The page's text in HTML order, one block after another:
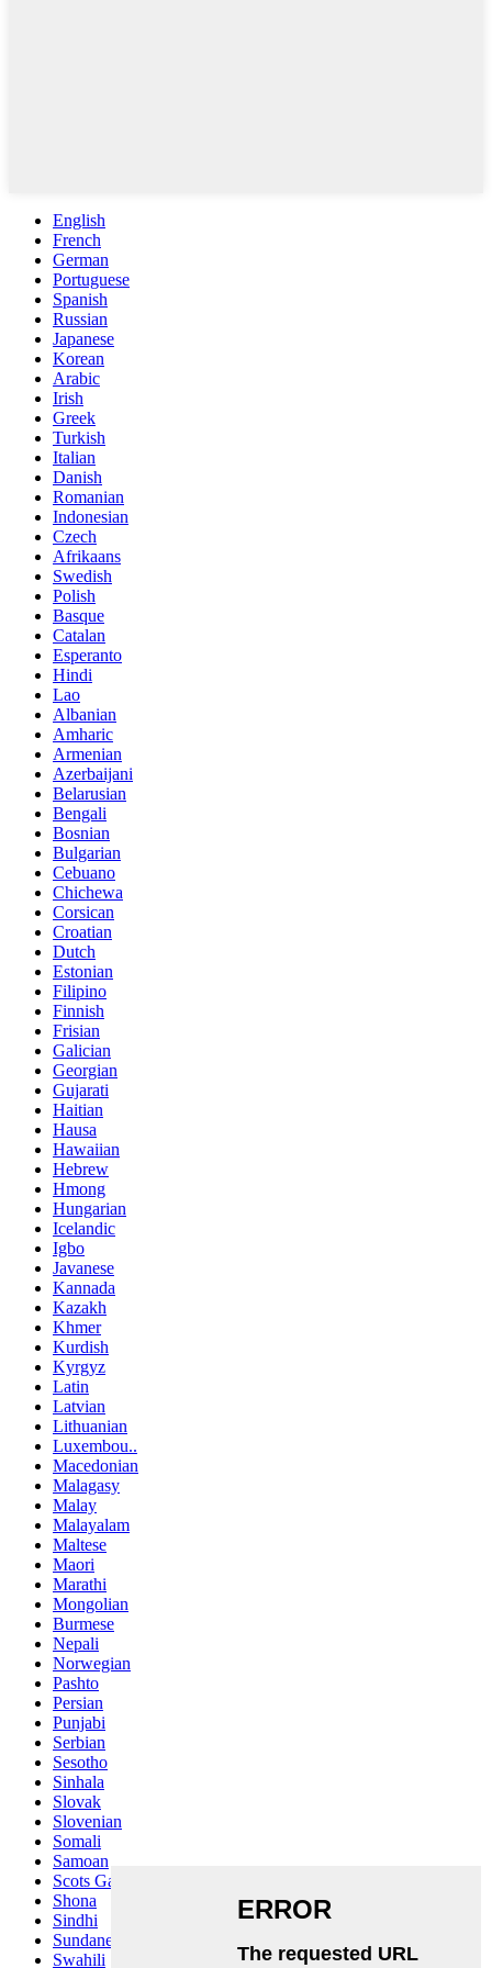
English
French
German
Portuguese
Spanish
Russian
Japanese
Korean
Arabic
Irish
Greek
Turkish
Italian
Danish
Romanian
Indonesian
Czech
Afrikaans
Swedish
Polish
Basque
Catalan
Esperanto
Hindi
Lao
Albanian
Amharic
Armenian
Azerbaijani
Belarusian
Bengali
Bosnian
Bulgarian
Cebuano
Chichewa
Corsican
Croatian
Dutch
Estonian
Filipino
Finnish
Frisian
Galician
Georgian
Gujarati
Haitian
Hausa
Hawaiian
Hebrew
Hmong
Hungarian
Icelandic
Igbo
Javanese
Kannada
Kazakh
Khmer
Kurdish
Kyrgyz
Latin
Latvian
Lithuanian
Luxembou..
Macedonian
Malagasy
Malay
Malayalam
Maltese
Maori
Marathi
Mongolian
Burmese
Nepali
Norwegian
Pashto
Persian
Punjabi
Serbian
Sesotho
Sinhala
Slovak
Slovenian
Somali
Samoan
Scots Gaelic
Shona
Sindhi
Sundanese
Swahili